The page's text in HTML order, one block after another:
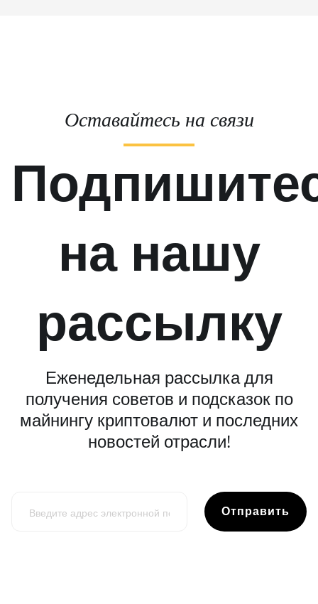
Оставайтесь на связи
на нашу
рассылку
Еженедельная рассылка для
получения советов и подсказок по
майнингу криптовалют и последних
новостей отрасли!
Отправить